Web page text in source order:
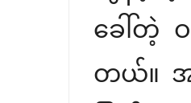
ခေါ်တဲ့
တယ်။ အ